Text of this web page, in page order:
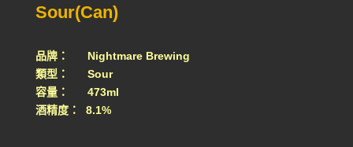
Sour(Can)
品牌： Nightmare Brewing
類型： Sour
容量： 473ml
酒精度： 8.1%